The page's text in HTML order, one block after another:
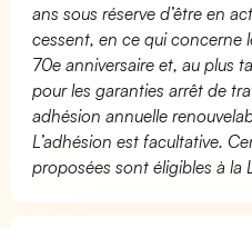
ans sous réserve d’être en
cessent, en ce qui concerne
70e anniversaire et, au plus
pour les garanties arrêt de
adhésion annuelle
L’adhésion est facultative.
proposées sont éligibles à la